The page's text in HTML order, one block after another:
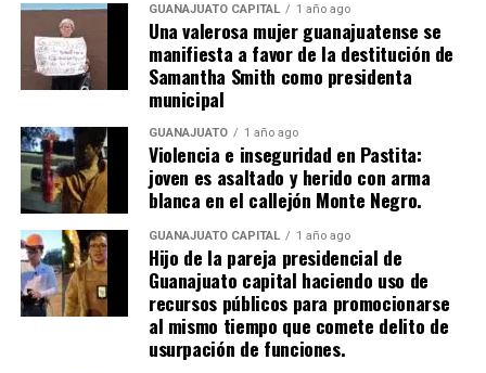
GUANAJUATO CAPITAL 1 año ago
Una valerosa mujer guanajuatense se
manifiesta a favor de la destitución de
Samantha Smith como presidenta
municipal
GUANAJUATO 1 año ago
Violencia e inseguridad en Pastita:
joven es asaltado y herido con arma
blanca en el callejón Monte Negro.
GUANAJUATO CAPITAL 1 año ago
Hijo de la pareja presidencial de
Guanajuato capital haciendo uso de
recursos públicos para promocionarse
al mismo tiempo que comete delito de
usurpación de funciones.